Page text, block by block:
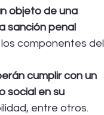
objeto de una
sanción penal
componentes del
cumplir con un
social en su
entre otros.